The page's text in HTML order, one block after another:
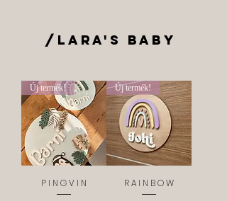
/LARA'S BABY
Új termék!
P I N G V I N
Új termék!
R A I N B O W